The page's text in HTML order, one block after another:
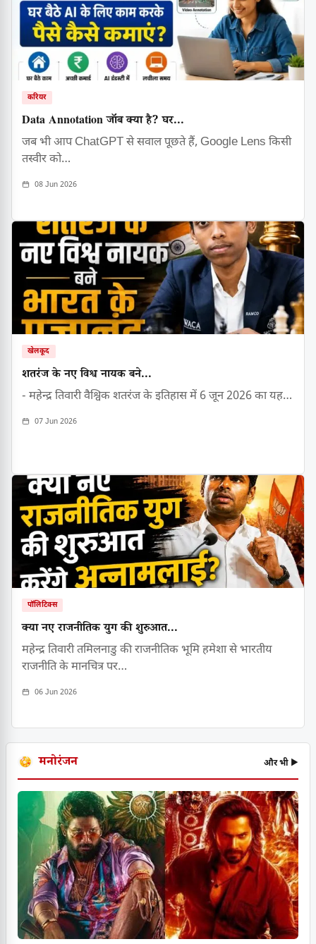
करियर
Data Annotation जॉब क्या है? घर...
जब भी आप ChatGPT से सवाल पूछते हैं, Google Lens किसी
तस्वीर को…
08 Jun 2026
खेलकूद
शतरंज के नए विश्व नायक बने...
- महेन्द्र तिवारी वैश्विक शतरंज के इतिहास में 6 जून 2026 का यह…
07 Jun 2026
पॉलिटिक्स
क्या नए राजनीतिक युग की शुरुआत...
महेन्द्र तिवारी तमिलनाडु की राजनीतिक भूमि हमेशा से भारतीय
राजनीति के मानचित्र पर…
06 Jun 2026
मनोरंजन और भी ▶